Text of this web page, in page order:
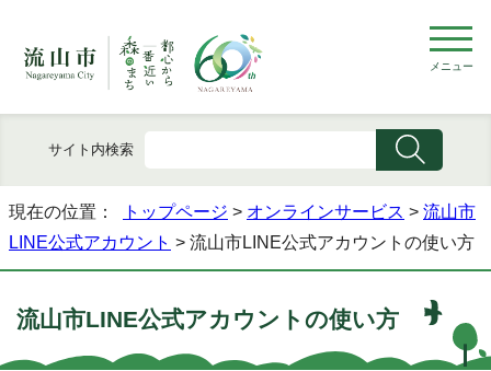
メニュー
サイト内検索
現在の位置： トップページ > オンラインサービス > 流山市
LINE公式アカウント > 流山市LINE公式アカウントの使い方
流山市LINE公式アカウントの使い方